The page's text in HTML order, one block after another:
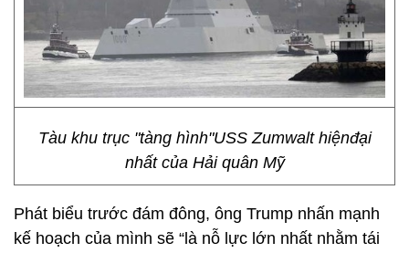
Tàu khu trục "tàng hình"USS Zumwalt hiệnđại
nhất của Hải quân Mỹ
Phát biểu trước đám đông, ông Trump nhấn mạnh
kế hoạch của mình sẽ “là nỗ lực lớn nhất nhằm tái